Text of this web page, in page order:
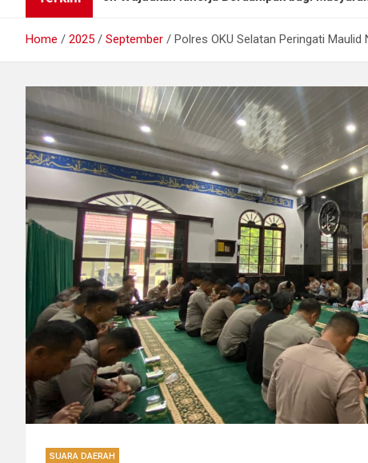
Home 2025 September Polres OKU Selatan Peringati
SUARA DAERAH